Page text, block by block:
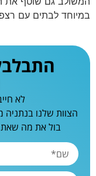
במיוחד לבתים עם
לא
הצוות שלנו בנתניה
בול את מה